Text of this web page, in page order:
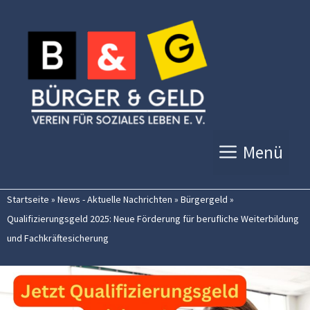
Inhalt
springen
Menü
Startseite » News - Aktuelle Nachrichten » Bürgergeld »
Qualifizierungsgeld 2025: Neue Förderung für berufliche Weiterbildung
und Fachkräftesicherung